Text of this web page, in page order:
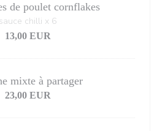
de poulet cornflakes
sauce chilli x 6
13,00 EUR
mixte à partager
23,00 EUR